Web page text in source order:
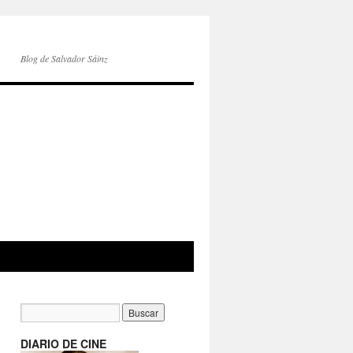
Blog de Salvador Sáinz
DIARIO DE CINE